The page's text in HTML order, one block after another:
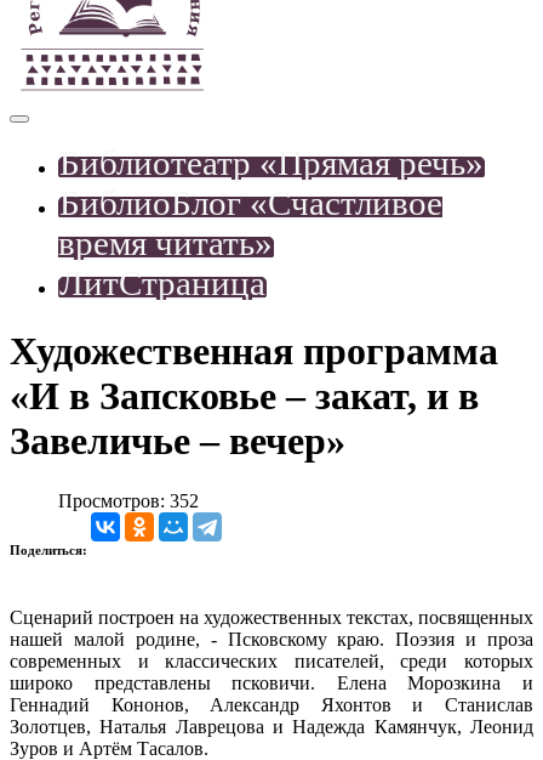
Библиотеатр «Прямая речь»
БиблиоБлог «Счастливое
время читать»
ЛитСтраница
Художественная программа
«И в Запсковье – закат, и в
Завеличье – вечер»
Просмотров: 352
Поделиться:
Сценарий построен на художественных текстах, посвященных
нашей малой родине, - Псковскому краю. Поэзия и проза
современных и классических писателей, среди которых
широко представлены псковичи. Елена Морозкина и
Геннадий Кононов, Александр Яхонтов и Станислав
Золотцев, Наталья Лаврецова и Надежда Камянчук, Леонид
Зуров и Артём Тасалов.